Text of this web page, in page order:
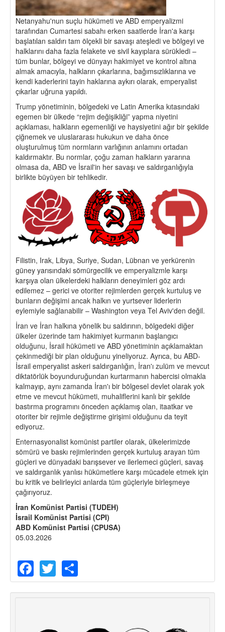
Netanyahu'nun suçlu hükümeti ve ABD emperyalizmi
tarafından Cumartesi sabahı erken saatlerde İran'a karşı
başlatılan saldırı tam ölçekli bir savaşı ateşledi ve bölgeyi ve
halklarını daha fazla felakete ve sivil kayıplara sürükledi –
tüm bunlar, bölgeyi ve dünyayı hakimiyet ve kontrol altına
almak amacıyla, halkların çıkarlarına, bağımsızlıklarına ve
kendi kaderlerini tayin haklarına aykırı olarak, emperyalist
çıkarlar uğruna yapıldı.
Trump yönetiminin, bölgedeki ve Latin Amerika kıtasındaki
egemen bir ülkede “rejim değişikliği” yapma niyetini
açıklaması, halkların egemenliği ve haysiyetini ağır bir şekilde
çiğnemek ve uluslararası hukukun ve daha önce
oluşturulmuş tüm normların varlığının anlamını ortadan
kaldırmaktır. Bu normlar, çoğu zaman halkların yararına
olmasa da, ABD ve İsrail'in her savaşı ve saldırganlığıyla
birlikte büyüyen bir tehlikedir.
Filistin, Irak, Libya, Suriye, Sudan, Lübnan ve yerkürenin
güney yarısındaki sömürgecilik ve emperyalizmle karşı
karşıya olan ülkelerdeki halkların deneyimleri göz ardı
edilemez – gerici ve otoriter rejimlerden gerçek kurtuluş ve
bunların değişimi ancak halkın ve yurtsever liderlerin
eylemiyle sağlanabilir – Washington veya Tel Aviv'den değil.
İran ve İran halkına yönelik bu saldırının, bölgedeki diğer
ülkeler üzerinde tam hakimiyet kurmanın başlangıcı
olduğunu, İsrail hükümeti ve ABD yönetiminin açıklamaktan
çekinmediği bir plan olduğunu yineliyoruz. Ayrıca, bu ABD-
İsrail emperyalist askeri saldırganlığın, İran'ı zulüm ve mevcut
diktatörlük boyunduruğundan kurtarmanın habercisi olmakla
kalmayıp, aynı zamanda İran'ı bir bölgesel devlet olarak yok
etme ve mevcut hükümeti, muhaliflerini kanlı bir şekilde
bastırma programını önceden açıklamış olan, itaatkar ve
otoriter bir rejimle değiştirme girişimi olduğunu da teyit
ediyoruz.
Enternasyonalist komünist partiler olarak, ülkelerimizde
sömürü ve baskı rejimlerinden gerçek kurtuluş arayan tüm
güçleri ve dünyadaki barışsever ve ilerlemeci güçleri, savaş
ve saldırganlık yanlısı hükümetlere karşı mücadele etmek için
bu kritik ve belirleyici anlarda tüm güçleriyle birleşmeye
çağırıyoruz.
İran Komünist Partisi (TUDEH)
İsrail Komünist Partisi (CPI)
ABD Komünist Partisi (CPUSA)
05.03.2026
Facebook
Twitter